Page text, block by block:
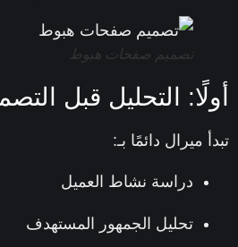
تصميم صفحات هبوط
التحليل قبل التصميم
ميرال دائمًا بـ:
دراسة نشاط العميل
تحليل الجمهور المستهدف